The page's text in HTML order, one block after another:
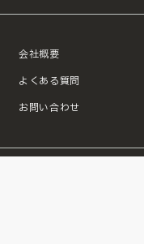
会社概要
よくある質問
お問い合わせ